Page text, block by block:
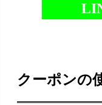
クーポンの